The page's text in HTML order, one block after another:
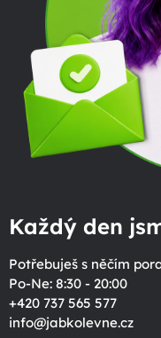
Každý den
Potřebuješ s něčím
Po-Ne: 8:30 - 20:00
+420 737 565 577
info@jabkolevne.cz